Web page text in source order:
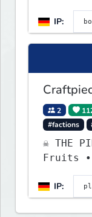
IP:
2
#factions
☠ THE
Fruits •
IP: